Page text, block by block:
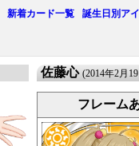
新着カード一覧 誕生日別ア
佐藤心 (2014年2月
フレーム